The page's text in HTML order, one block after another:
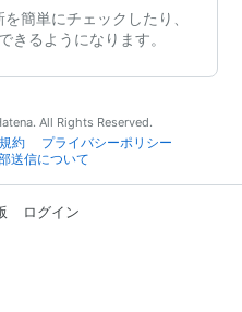
簡単にチェックしたり、
きるようになります。
All Rights Reserved.
約
プライバシーポリシー
送信について
ログイン